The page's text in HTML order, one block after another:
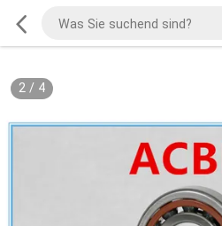
2/ 4